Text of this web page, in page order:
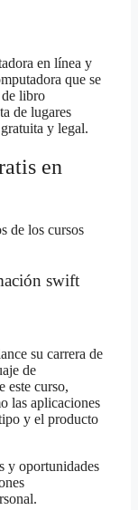
en línea y
que se
de libro
de lugares
y legal.
en
de los cursos
swift
su carrera de
de
este curso,
las aplicaciones
y el producto
y oportunidades